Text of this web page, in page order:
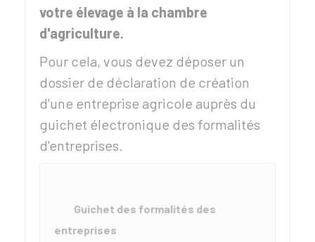
votre élevage à la chambre
d'agriculture.
Pour cela, vous devez déposer un
dossier de déclaration de création
d'une entreprise agricole auprès du
guichet électronique des formalités
d'entreprises.
Guichet des formalités des
entreprises